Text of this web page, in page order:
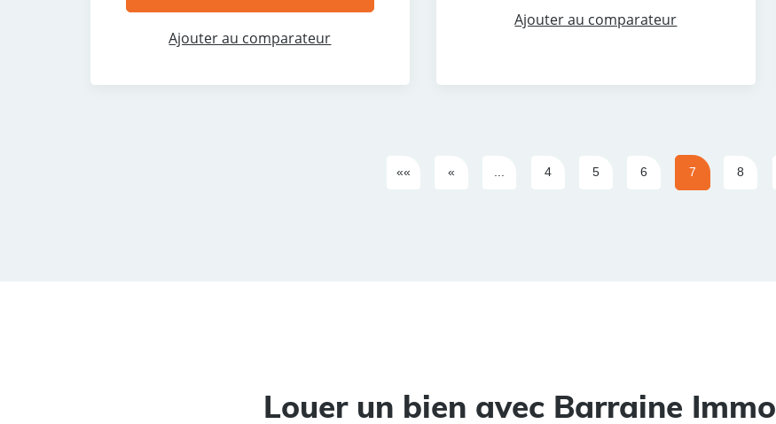
Ajouter au comparateur
Ajouter au comparateur
«« « 4 5 6 7 8
Louer un bien avec Barraine Immo